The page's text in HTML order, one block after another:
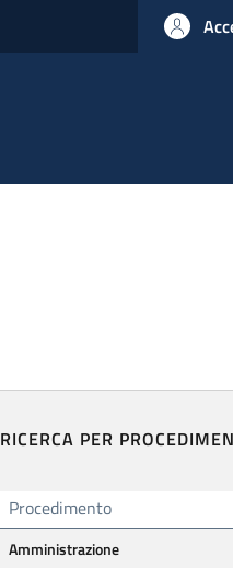
RICERCA PER
Procedimento
Amministrazione